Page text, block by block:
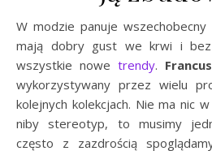
W modzie panuje wszechobecny stereotyp, że Francuzki
mają dobry gust we krwi i bez
wszystkie nowe trendy.
wykorzystywany przez wielu
kolejnych kolekcjach. Nie ma nic
niby stereotyp, to musimy
często z zazdrością